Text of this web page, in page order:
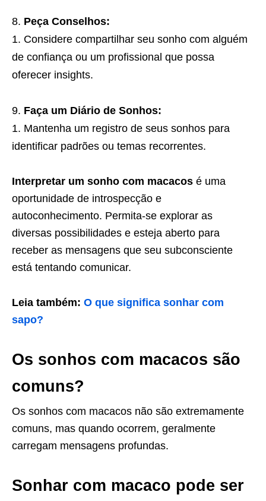
Peça Conselhos:
Considere compartilhar seu sonho com alguém
de confiança ou um profissional que possa
oferecer insights.
Faça um Diário de Sonhos:
Mantenha um registro de seus sonhos para
identificar padrões ou temas recorrentes.
Interpretar um sonho com macacos é uma
oportunidade de introspecção e
autoconhecimento. Permita-se explorar as
diversas possibilidades e esteja aberto para
receber as mensagens que seu subconsciente
está tentando comunicar.
Leia também: O que significa sonhar com
sapo?
Os sonhos com macacos são
comuns?
Os sonhos com macacos não são extremamente
comuns, mas quando ocorrem, geralmente
carregam mensagens profundas.
Sonhar com macaco pode ser